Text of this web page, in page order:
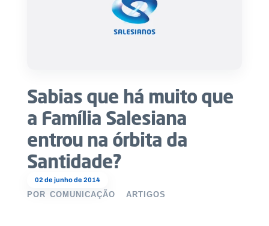
02 de junho de 2014
Sabias que há muito que
a Família Salesiana
entrou na órbita da
Santidade?
POR COMUNICAÇÃO ARTIGOS
que
fazemos
Recursos
Notícias